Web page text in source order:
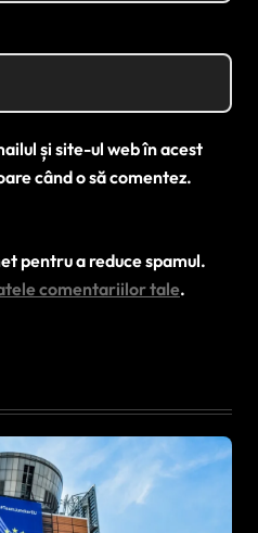
și site-ul web în acest
când o să comentez.
pentru a reduce spamul.
comentariilor tale.